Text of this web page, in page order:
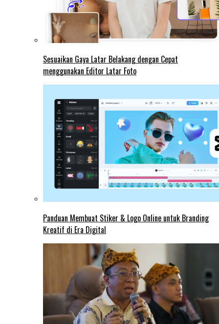
Sesuaikan Gaya Latar Belakang dengan Cepat
menggunakan Editor Latar Foto
Panduan Membuat Stiker & Logo Online untuk Branding
Kreatif di Era Digital